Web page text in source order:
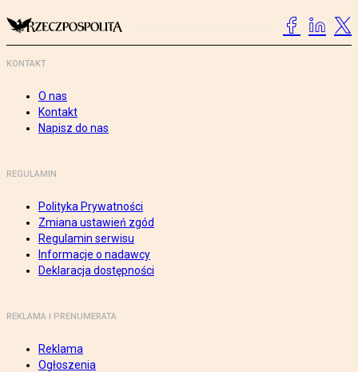
KONTAKT
O nas
Kontakt
Napisz do nas
REGULAMIN
Polityka Prywatności
Zmiana ustawień zgód
Regulamin serwisu
Informacje o nadawcy
Deklaracja dostępności
REKLAMA I PRENUMERATA
Reklama
Ogłoszenia